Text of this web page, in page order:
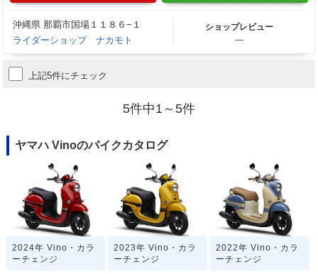
沖縄県 那覇市国場１１８６−１
ライダーショップ ナカモト
ショップレビュー
―
上記5件にチェック
5件中1～5件
ヤマハ Vinoのバイクカタログ
2024年 Vino・カラ
ーチェンジ
2023年 Vino・カラ
ーチェンジ
2022年 Vino・カラ
ーチェンジ